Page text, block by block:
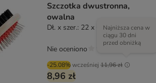
Szczotka dwustronna,
owalna
Dł. x szer.: 22 x 6 cm
-25.08%wcześniej 11,96 zł
Najniższa cena w
ciągu 30 dni
przed obniżką
8,96 zł
Nie oceniono